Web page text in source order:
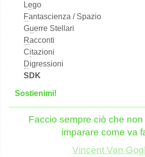
Lego
Fantascienza / Spazio
Guerre Stellari
Racconti
Citazioni
Digressioni
SDK
Sostienimi!
Faccio sempre ciò che
imparare come va
Vincent Van